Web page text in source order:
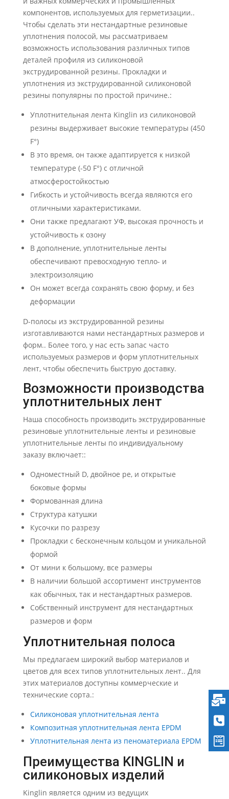
компонентов, используемых для герметизации..
Чтобы сделать эти нестандартные резиновые
уплотнения полосой, мы рассматриваем
возможность использования различных типов
деталей профиля из силиконовой
экструдированной резины. Прокладки и
уплотнения из экструдированной силиконовой
резины популярны по простой причине.:
Уплотнительная лента Kinglin из силиконовой
резины выдерживает высокие температуры (450
F°)
В это время, он также адаптируется к низкой
температуре (-50 F°) с отличной
атмосферостойкостью
Гибкость и устойчивость всегда являются его
отличными характеристиками.
Они также предлагают УФ, высокая прочность и
устойчивость к озону
В дополнение, уплотнительные ленты
обеспечивают превосходную тепло- и
электроизоляцию
Он может всегда сохранять свою форму, и без
деформации
D-полосы из экструдированной резины
изготавливаются нами нестандартных размеров и
форм.. Более того, у нас есть запас часто
используемых размеров и форм уплотнительных
лент, чтобы обеспечить быструю доставку.
Возможности производства
уплотнительных лент
Наша способность производить экструдированные
резиновые уплотнительные ленты и резиновые
уплотнительные ленты по индивидуальному
заказу включает::
Одноместный D, двойное ре, и открытые
боковые формы
Формованная длина
Структура катушки
Кусочки по разрезу
Прокладки с бесконечным кольцом и уникальной
формой
От мини к большому, все размеры
В наличии большой ассортимент инструментов
как обычных, так и нестандартных размеров.
Собственный инструмент для нестандартных
размеров и форм
Уплотнительная полоса
Мы предлагаем широкий выбор материалов и
цветов для всех типов уплотнительных лент.. Для
этих материалов доступны коммерческие и
технические сорта.:
Силиконовая уплотнительная лента
Композитная уплотнительная лента EPDM
Уплотнительная лента из пеноматериала EPDM
Преимущества KINGLIN и
силиконовых изделий
Kinglin является одним из ведущих